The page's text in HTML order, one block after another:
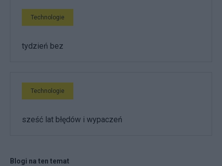
Technologie
tydzień bez
Technologie
sześć lat błędów i wypaczeń
Blogi na ten temat